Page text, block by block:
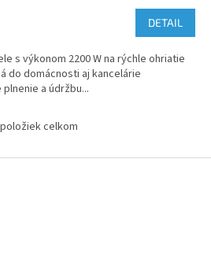
DETAIL
s výkonom 2200 W na rýchle ohriatie
do domácnosti aj kancelárie
a údržbu...
O
l
celkom